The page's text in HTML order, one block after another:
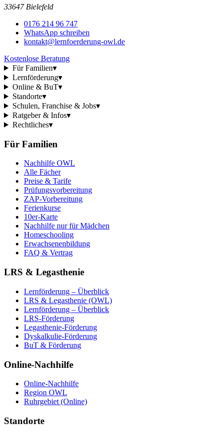
33647 Bielefeld
0176 214 96 747
WhatsApp schreiben
kontakt@lernfoerderung-owl.de
Kostenlose Beratung
Für Familien▾
Lernförderung▾
Online & BuT▾
Standorte▾
Schulen, Franchise & Jobs▾
Ratgeber & Infos▾
Rechtliches▾
Für Familien
Nachhilfe OWL
Alle Fächer
Preise & Tarife
Prüfungsvorbereitung
ZAP-Vorbereitung
Ferienkurse
10er-Karte
Nachhilfe nur für Mädchen
Homeschooling
Erwachsenenbildung
FAQ & Vertrag
LRS & Legasthenie
Lernförderung – Überblick
LRS & Legasthenie (OWL)
Lernförderung – Überblick
LRS-Förderung
Legasthenie-Förderung
Dyskalkulie-Förderung
BuT & Förderung
Online-Nachhilfe
Online-Nachhilfe
Region OWL
Ruhrgebiet (Online)
Standorte